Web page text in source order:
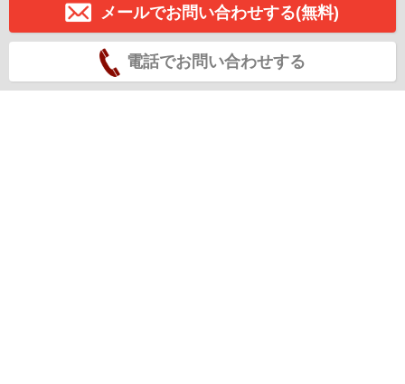
メールでお問い合わせする(無料)
電話でお問い合わせする